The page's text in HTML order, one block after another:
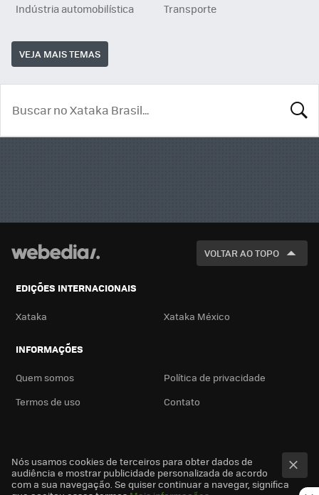
Indústria automobilística
Transporte
VEJA MAIS TEMAS
VOLTAR AO TOPO
EDIÇÕES INTERNACIONAIS
Xataka Xataka México
INFORMAÇÕES
Quem somos
Política de privacidade
Termos de uso
Contato
Nós usamos cookies de terceiros para obter dados de
audiência e mostrar publicidade personalizada de acordo
com a sua navegação. Se quiser continuar a navegar, significa